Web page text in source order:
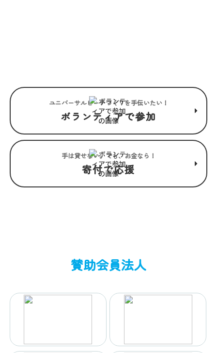
ユニバーサルビーチつくりを手伝いたい！
ボランティアで参加
手は貸せない。でも、お金なら！
寄付で応援
賛助会員法人